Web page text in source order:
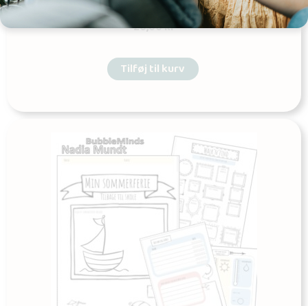
Udgives af: Nadia Mundt
20,00kr
Tilføj til kurv